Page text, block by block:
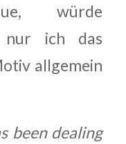
würde
nur ich das
allgemein
been dealing